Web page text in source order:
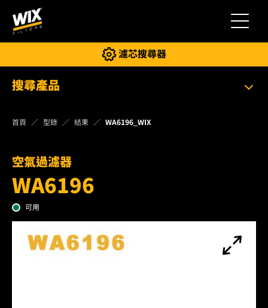
切換導航
濾芯搜尋器
搜尋產品
首頁 型錄 結果 WA6196_WIX
空氣過濾器
WA6196
可用